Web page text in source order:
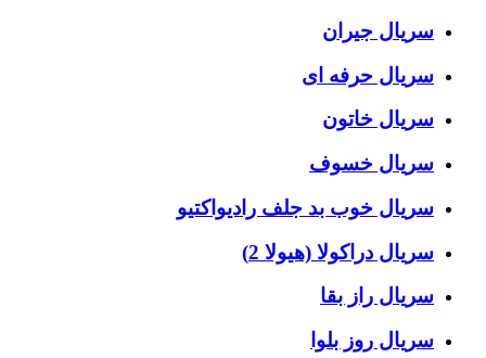
سریال جیران
سریال حرفه ای
سریال خاتون
سریال خسوف
سریال خوب بد جلف رادیواکتیو
سریال دراکولا (هیولا 2)
سریال راز بقا
سریال روز بلوا